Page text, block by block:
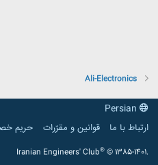
Ali-Electronics
ارتباط با ما
قوانین و مقرّرات حریم
Iranian Engineers' Club® © 1385-1401.